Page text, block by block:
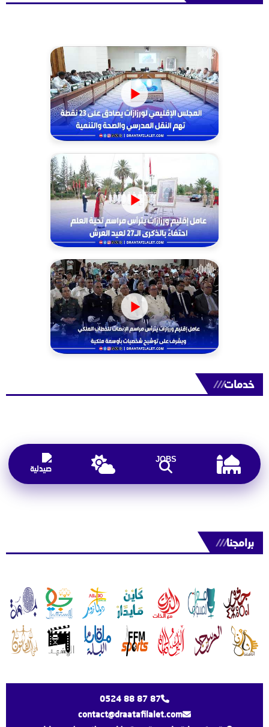
خدمات///
JOBS
برامجنا///
0524 88 87 87
contact@draatafilalet.com